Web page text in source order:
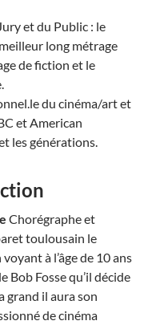
et du Public : le
long métrage
de fiction et le
du cinéma/art et
et American
les générations.
Chorégraphe et
toulousain le
voyant à l’âge de 10 ans
Bob Fosse qu’il décide
grand il aura son
de cinéma